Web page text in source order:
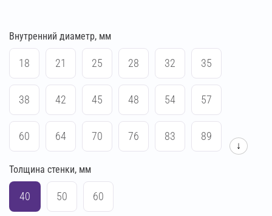
Внутренний диаметр, мм
18 21 25 28 32 35
38 42 45 48 54 57
60 64 70 76 83 89
102 108
169 194 219
↓
Толщина стенки, мм
40 50 60